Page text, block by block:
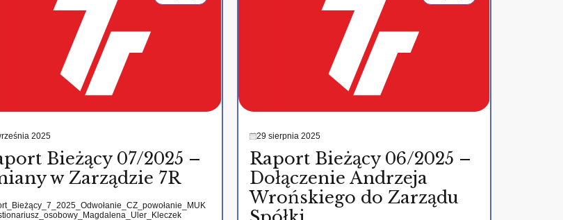
2025
Bieżący 07/2025 –
w Zarządzie 7R
29 sierpnia 2025
Raport Bieżący 06/2025 –
Dołączenie Andrzeja
Wrońskiego do Zarządu